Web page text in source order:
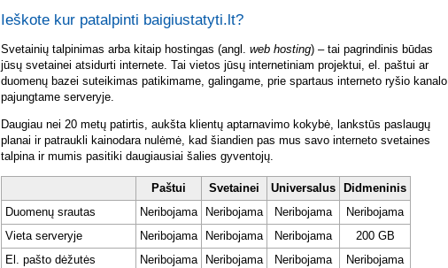
Ieškote kur patalpinti baigiustatyti.lt?
Svetainių talpinimas arba kitaip hostingas (angl. web hosting) – tai pagrindinis būdas
jūsų svetainei atsidurti internete. Tai vietos jūsų internetiniam projektui, el. paštui ar
duomenų bazei suteikimas patikimame, galingame, prie spartaus interneto ryšio kanalo
pajungtame serveryje.
Daugiau nei 20 metų patirtis, aukšta klientų aptarnavimo kokybė, lankstūs paslaugų
planai ir patraukli kainodara nulėmė, kad šiandien pas mus savo interneto svetaines
talpina ir mumis pasitiki daugiausiai šalies gyventojų.
Paštui Svetainei Universalus
Didmeninis
Duomenų srautas
Neribojama Neribojama Neribojama
Neribojama
Vieta serveryje
Neribojama Neribojama Neribojama
200 GB
El. pašto dėžutės
Neribojama Neribojama Neribojama
Neribojama